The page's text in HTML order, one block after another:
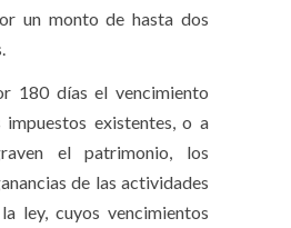
un monto de hasta dos
180 días el vencimiento
existentes, o a
el patrimonio, los
de las actividades
ley, cuyos vencimientos